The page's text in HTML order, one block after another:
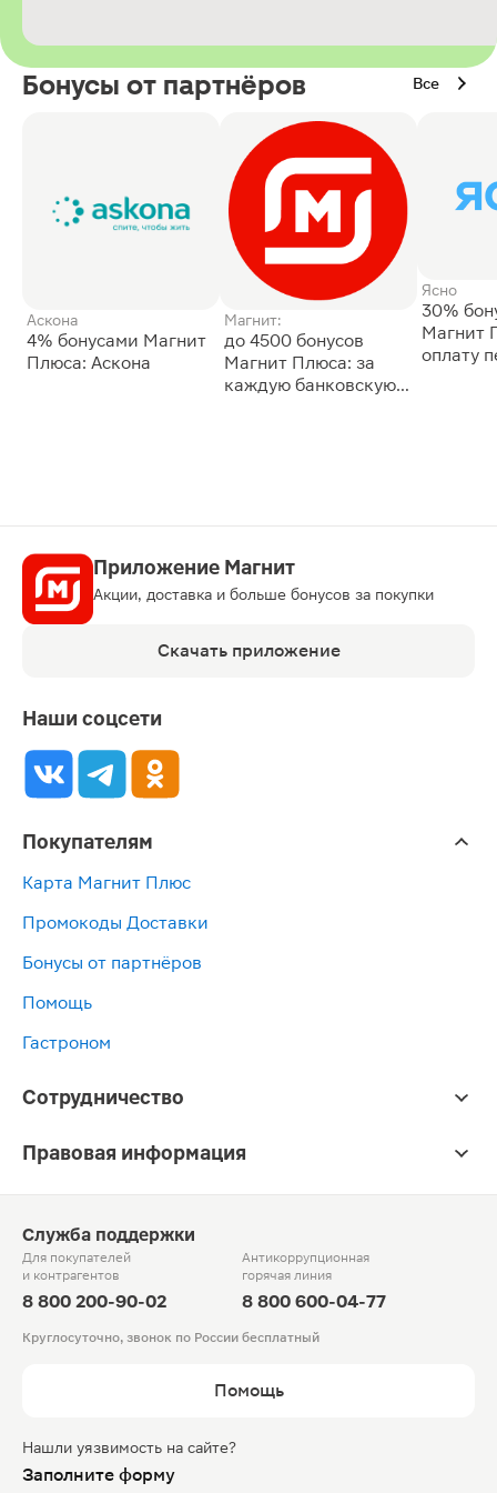
Бонусы от партнёров Все
Аскона
4% бонусами Магнит
Плюса: Аскона
Магнит:
до 4500 бонусов
Магнит Плюса: за
каждую банковскую
Ясно
30%
Магнит
оплату
Приложение Магнит
Акции, доставка и больше бонусов за покупки
Скачать приложение
Наши соцсети
Покупателям
Карта Магнит Плюс
Промокоды Доставки
Бонусы от партнёров
Помощь
Гастроном
Сотрудничество
Правовая информация
Служба поддержки
Для покупателей
и контрагентов
8 800 200-90-02
Антикоррупционная
горячая линия
8 800 600-04-77
Круглосуточно, звонок по России бесплатный
Помощь
Нашли уязвимость на сайте?
Заполните форму